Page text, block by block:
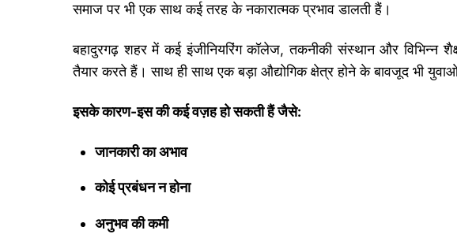
समाज पर भी एक साथ कई तरह के नकारात्मक प्रभाव डालती हैं।
बहादुरगढ़ शहर में कई इंजीनियरिंग कॉलेज, तकनीकी संस्थान और विभिन्न
तैयार करते हैं। साथ ही साथ एक बड़ा औद्योगिक क्षेत्र होने के बावजूद भी युवाओ
इसके कारण-इस की कई वज़ह हो सकती हैं जैसे:
जानकारी का अभाव
कोई प्रबंधन न होना
अनुभव की कमी